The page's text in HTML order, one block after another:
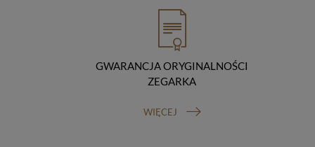
GWARANCJA ORYGINALNOŚCI
ZEGARKA
WIĘCEJ